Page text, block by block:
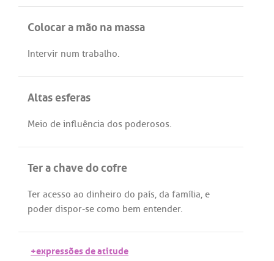
Colocar a mão na massa
Intervir num trabalho.
Altas esferas
Meio de influência dos poderosos.
Ter a chave do cofre
Ter acesso ao dinheiro do país, da família, e
poder dispor-se como bem entender.
+expressões de atitude